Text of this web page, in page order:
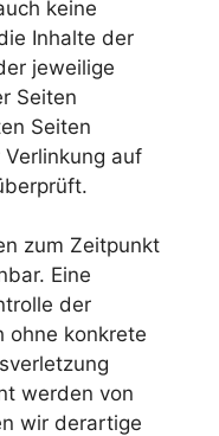
keine
Inhalte der
jeweilige
Seiten
Seiten
auf
zum Zeitpunkt
Eine
der
ohne konkrete
werden von
wir derartige